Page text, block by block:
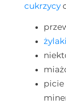
cukrzycy
żylaki
picie